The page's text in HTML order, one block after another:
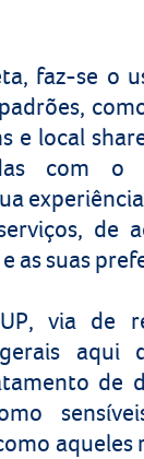
faz-se o
e local
com o
de
as suas
, via de
aqui
de
aqueles